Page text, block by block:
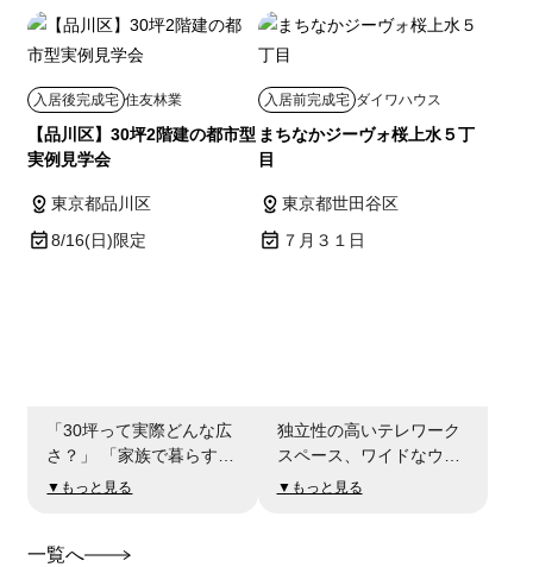
入居後完成宅 住友林業
【品川区】30坪2階建の都市型
実例見学会
東京都品川区
8/16(日)限定
「30坪って実際どんな広
さ？」 「家族で暮らすに
は十分？」 「住み心地は
いの住宅でご体感いただ
▼もっと見る
入居前完成宅 ダイワハウス
まちなかジーヴォ桜上水５丁
目
東京都世田谷区
７月３１日
独立性の高いテレワーク
スペース、ワイドなウォ
ークインクローゼット、
▼もっと見る
一覧へ